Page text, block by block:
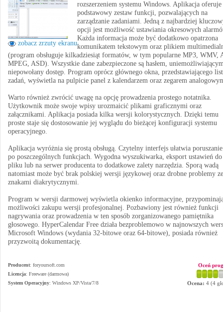
zobacz zrzuty ekranu
rozszerzeniem systemu Windows. Aplikacja oferuje
podstawowy zestaw funkcji, pozwalających na
zarządzanie zadaniami. Jedną z najbardziej
opcji jest możliwość ustawiania okresowych
Każda informacja może być dodatkowo opatrzona
komunikatem tekstowym oraz plikiem
(program obsługuje kilkadziesiąt formatów, w tym popularne MP3, WMV,
MPEG, ASD). Wszystkie dane zabezpieczone są hasłem,
niepowołany dostęp. Program oprócz głównego okna, przedstawiającego
zadań, wyświetla na pulpicie panel z kalendarzem oraz zegarem
Warto również zwrócić uwagę na opcję prowadzenia prostego notatnika.
Użytkownik może swoje wpisy urozmaicić plikami graficznymi oraz
załącznikami. Aplikacja posiada kilka wersji kolorystycznych. Dzięki temu
proste staje się dostosowanie jej wyglądu do bieżącej konfiguracji systemu
operacyjnego.
Aplikacja wyróżnia się prostą obsługą. Czytelny interfejs ułatwia
po poszczególnych funkcjach. Wygodna wyszukiwarka, eksport ustawień do
pliku lub na serwer producenta to dodatkowe zalety narzędzia. Sporą wadą
natomiast może być brak polskiej wersji językowej oraz drobne problemy ze
znakami diakrytycznymi.
Program w wersji darmowej wyświetla okienko informacyjne,
możliwości zakupu wersji profesjonalnej. Pozbawiony jest również funkcji
nagrywania oraz prowadzenia w ten sposób zorganizowanego pamiętnika
głosowego. HyperCalendar Free działa bezproblemowo w najnowszych
Microsoft Windows (wydania 32-bitowe oraz 64-bitowe), posiada również
przyzwoitą dokumentację.
Producent: foryoursoft.com
Licencja: Freeware (darmowa)
System Operacyjny: Windows XP/Vista/7/8
Oceń
Ocena: 4 (4